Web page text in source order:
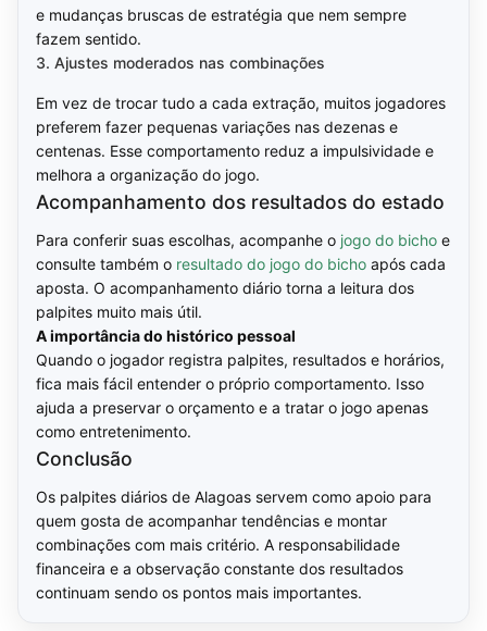
e mudanças bruscas de estratégia que nem sempre
fazem sentido.
3. Ajustes moderados nas combinações
Em vez de trocar tudo a cada extração, muitos jogadores
preferem fazer pequenas variações nas dezenas e
centenas. Esse comportamento reduz a impulsividade e
melhora a organização do jogo.
Acompanhamento dos resultados do estado
Para conferir suas escolhas, acompanhe o jogo do bicho e
consulte também o resultado do jogo do bicho após cada
aposta. O acompanhamento diário torna a leitura dos
palpites muito mais útil.
A importância do histórico pessoal
Quando o jogador registra palpites, resultados e horários,
fica mais fácil entender o próprio comportamento. Isso
ajuda a preservar o orçamento e a tratar o jogo apenas
como entretenimento.
Conclusão
Os palpites diários de Alagoas servem como apoio para
quem gosta de acompanhar tendências e montar
combinações com mais critério. A responsabilidade
financeira e a observação constante dos resultados
continuam sendo os pontos mais importantes.